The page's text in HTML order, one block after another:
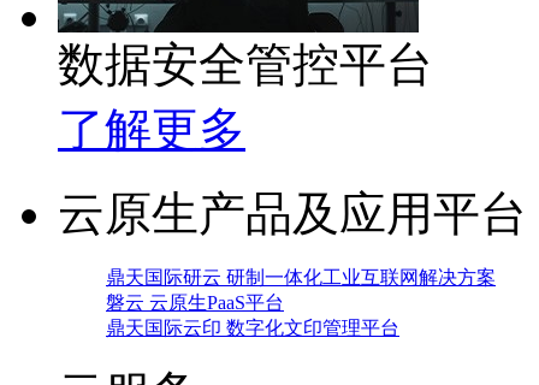
数据安全管控平台
了解更多
云原生产品及应用平台
鼎天国际研云 研制一体化工业互联网解决方案
磐云 云原生PaaS平台
鼎天国际云印 数字化文印管理平台